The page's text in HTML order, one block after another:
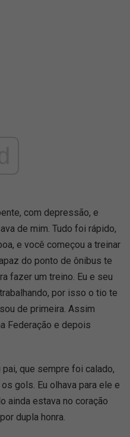
com depressão, e
de mim. Tudo foi rápido,
e você começou a treinar
do ponto de ônibus te
fazer um treino. Eu e seu
por isso o tio te
de primeira. Assim
Federação e depois
que sempre foi calado,
gols. Eu olhava para ele e
ainda estava no coração
dupla honra.